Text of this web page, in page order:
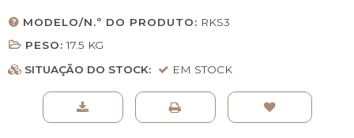
MODELO/N.º DO PRODUTO: RKS3
PESO: 17.5 KG
SITUAÇÃO DO STOCK:
EM STOCK